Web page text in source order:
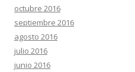
octubre 2016
septiembre 2016
agosto 2016
julio 2016
junio 2016